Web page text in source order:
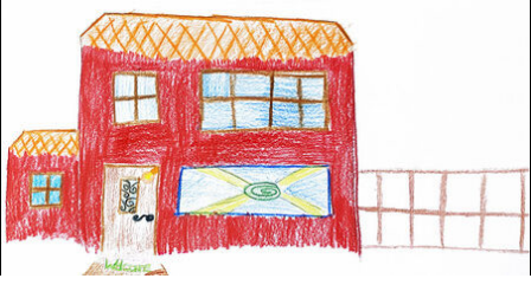
Zum Hauptinhalt springen
Erklärung zur Barrierefreiheit anzeigen